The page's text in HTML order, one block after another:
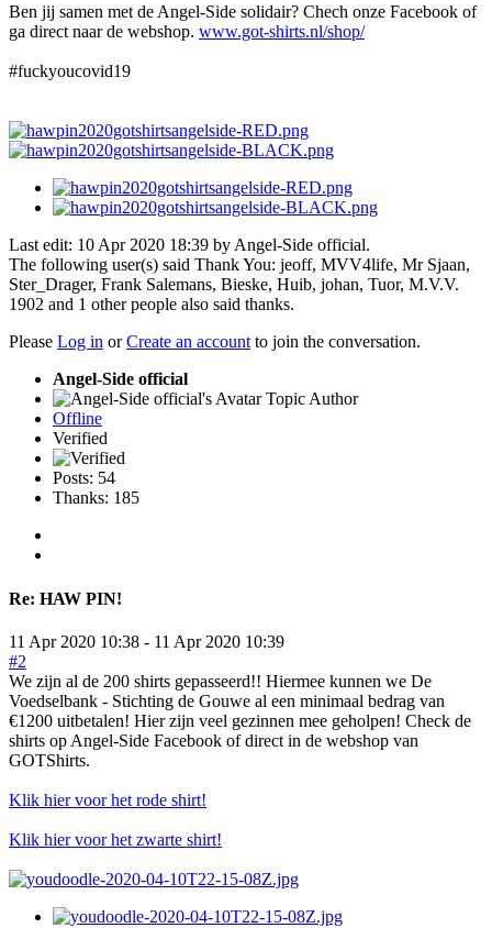
Ben jij samen met de Angel-Side solidair? Chech onze Facebook of
ga direct naar de webshop. www.got-shirts.nl/shop/
#fuckyoucovid19
Last edit: 10 Apr 2020 18:39 by Angel-Side official.
The following user(s) said Thank You: jeoff, MVV4life, Mr Sjaan,
Ster_Drager, Frank Salemans, Bieske, Huib, johan, Tuor, M.V.V.
1902 and 1 other people also said thanks.
Please Log in orCreate an account to join the conversation.
Angel-Side official
Topic Author
Offline
Verified
Posts: 54
Thanks: 185
Re: HAW PIN!
11 Apr 2020 10:38 - 11 Apr 2020 10:39
#2
We zijn al de 200 shirts gepasseerd!! Hiermee kunnen we De
Voedselbank - Stichting de Gouwe al een minimaal bedrag van
€1200 uitbetalen! Hier zijn veel gezinnen mee geholpen! Check de
shirts op Angel-Side Facebook of direct in de webshop van
GOTShirts.
Klik hier voor het rode shirt!
Klik hier voor het zwarte shirt!